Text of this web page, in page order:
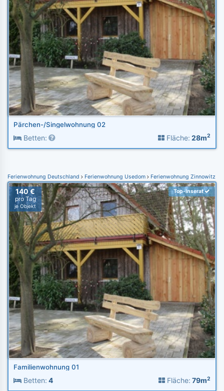
Pärchen-/Singelwohnung 02
Betten: Fläche: 28m2
Ferienwohnung Deutschland Ferienwohnung Usedom Ferienwohnung Zinnowitz
140 €
pro Tag
je Objekt
Top-Inserat
Familienwohnung 01
Betten: 4 Fläche: 79m2